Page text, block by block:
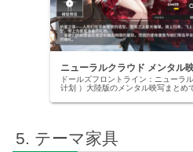
ニューラルクラウド メンタル
ドールズフロントライン：ニューラ
计划 ）大陸版のメンタル映写まとめ
テーマ家具